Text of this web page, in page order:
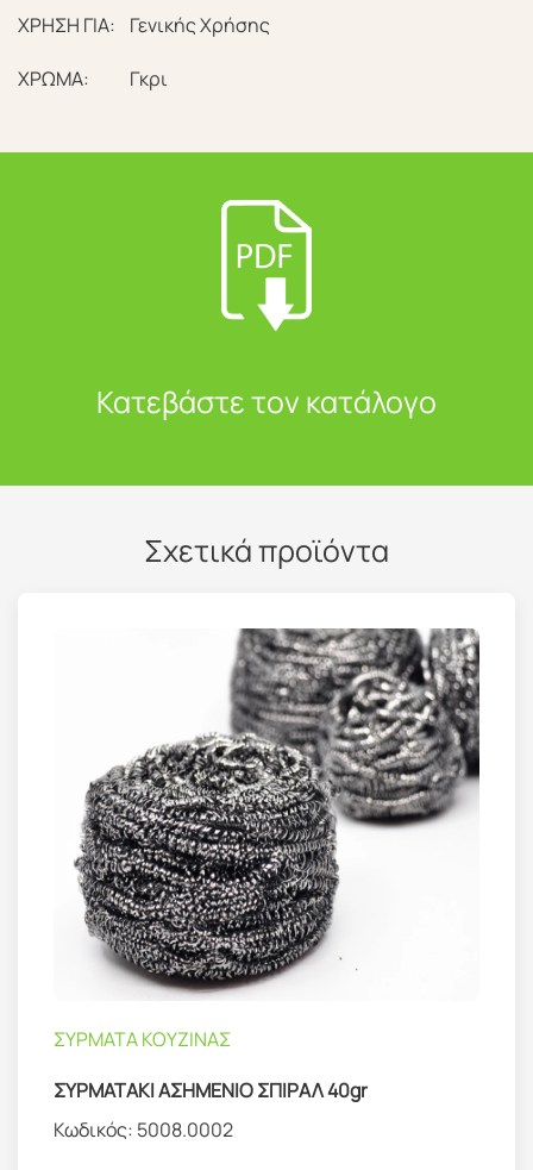
ΧΡΗΣΗ ΓΙΑ: Γενικής Χρήσης
ΧΡΩΜΑ: Γκρι
Κατεβάστε τον κατάλογο
Σχετικά προϊόντα
ΣΥΡΜΑΤΑ ΚΟΥΖΙΝΑΣ
ΣΥΡΜΑΤΑΚΙ ΑΣΗΜΕΝΙΟ ΣΠΙΡΑΛ 40gr
Κωδικός: 5008.0002